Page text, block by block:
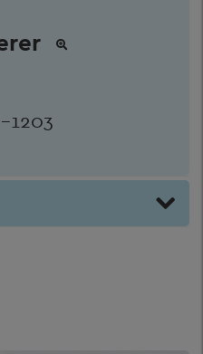
1203